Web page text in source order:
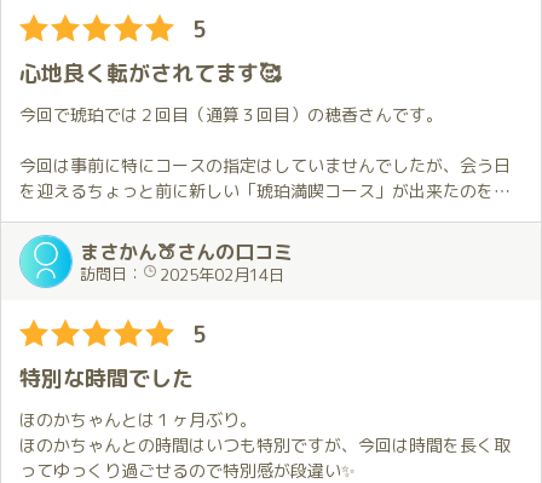
の遠方から会いにいった甲斐がありました。ホントに大満足でし
た！
うな豪華な広いお部屋で清潔に備品が整えられていて、この空間
でのサービスは最高級のSQCAの高さを感じます。この機会をまた
得られるよう、日常に戻り頑張ります。
5
心地良く転がされてます🥰
今回で琥珀では２回目（通算３回目）の穂香さんです。
今回は事前に特にコースの指定はしていませんでしたが、会う日
を迎えるちょっと前に新しい「琥珀満喫コース」が出来たのを知
り、直前ではありましたがそれをお願いしました。
今回衣装のリクエストは、前回の私服と打って変わって「バニー
🐇」をお願いしたのですが、ご対面した時には良い意味で自分の
想像を裏切られました😁。
「琥珀満喫コース」ですが、穂香さん御本人の説明にある通り、
琥珀の広いお部屋の色んな場所でチャレンジさせてもらいまし
た。
穂香さんの説明が強気だったのでちょっと不安な気持ちになりま
したが、お陰様で全て無事フィニッシュする事が出来ました😌。
まさかん🍑さんの口コミ
訪問日： 2025年02月14日
5
特別な時間でした
ほのかちゃんとは１ヶ月ぶり。
ほのかちゃんとの時間はいつも特別ですが、今回は時間を長く取
ってゆっくり過ごせるので特別感が段違い✨